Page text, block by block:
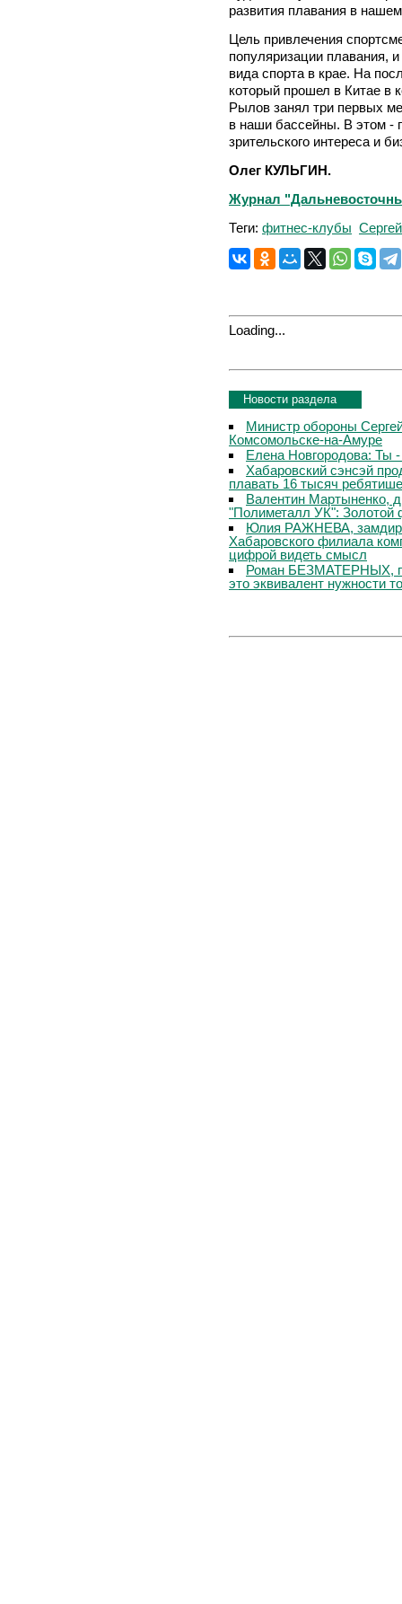
развития плавания в
Цель привлечения
популяризации плавания,
вида спорта в крае. На
который прошел в Китае в
Рылов занял три первых
в наши бассейны. В этом -
зрительского интереса и
Олег КУЛЬГИН.
Журнал
Теги: фитнес-клубы
Loading...
Новости раздела
Министр обороны
Комсомольске-на-Амуре
Елена Новгородова: Ты
Хабаровский сэнсэй
плавать 16 тысяч
Валентин Мартыненко,
"Полиметалл УК": Золотой
Юлия РАЖНЕВА,
Хабаровского филиала
цифрой видеть смысл
Роман БЕЗМАТЕРНЫХ,
это эквивалент нужности